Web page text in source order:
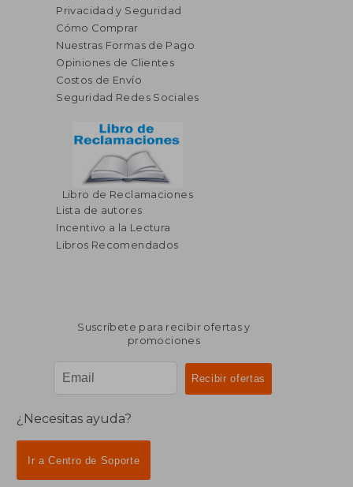
Privacidad y Seguridad
Cómo Comprar
Nuestras Formas de Pago
Opiniones de Clientes
Costos de Envío
Seguridad Redes Sociales
Libro de Reclamaciones
Lista de autores
Incentivo a la Lectura
Libros Recomendados
Suscríbete para recibir ofertas y
promociones
¿Necesitas ayuda?
Ir a Centro de Soporte